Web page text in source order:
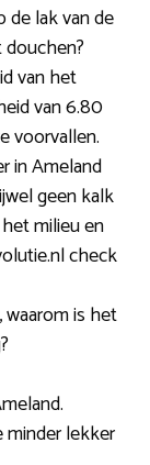
de lak van de
van het
van 6.80
voorvallen.
in Ameland
geen kalk
milieu en
check
is het
minder lekker